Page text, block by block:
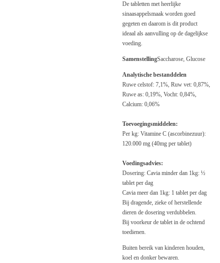
De tabletten met heerlijke
sinaasappelsmaak worden goed
gegeten en daarom is dit product
ideaal als aanvulling op de dagelijkse
voeding.
SamenstellingSaccharose, Glucose
Analytische bestanddelen
Ruwe celstof: 7,1%, Ruw vet: 0,87%,
Ruwe as: 0,19%, Vocht: 0,84%,
Calcium: 0,06%
Toevoegingsmiddelen:
Per kg: Vitamine C (ascorbinezuur):
120.000 mg (40mg per tablet)
Voedingsadvies:
Dosering: Cavia minder dan 1kg: ½
tablet per dag
Cavia meer dan 1kg: 1 tablet per dag
Bij dragende, zieke of herstellende
dieren de dosering verdubbelen.
Bij voorkeur de tablet in de ochtend
toedienen.
Buiten bereik van kinderen houden,
koel en donker bewaren.